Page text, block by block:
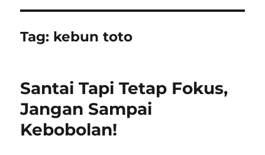
Tag: kebun toto
Santai Tapi Tetap Fokus,
Jangan Sampai
Kebobolan!